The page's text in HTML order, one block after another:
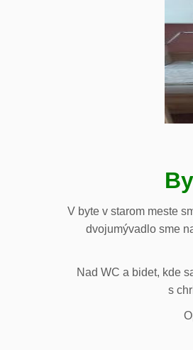
V byte v starom meste
dvojumývadlo sme
Nad WC a bidet, kde
s